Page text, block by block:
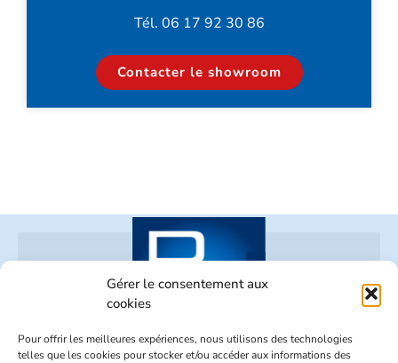
Gérer le consentement aux
cookies
Pour offrir les meilleures expériences, nous utilisons des technologies
telles que les cookies pour stocker et/ou accéder aux informations des
Tél. 06 17 92 30 86
Contacter le showroom